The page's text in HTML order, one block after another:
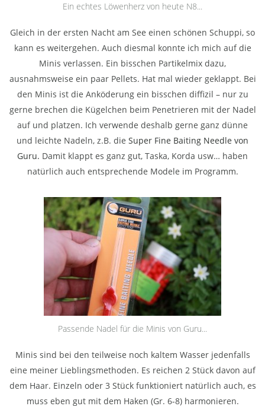
Ein echtes Löwenherz von heute N8...
Gleich in der ersten Nacht am See einen schönen Schuppi, so
kann es weitergehen. Auch diesmal konnte ich mich auf die
Minis verlassen. Ein bisschen Partikelmix dazu,
ausnahmsweise ein paar Pellets. Hat mal wieder geklappt. Bei
den Minis ist die Anköderung ein bisschen diffizil – nur zu
gerne brechen die Kügelchen beim Penetrieren mit der Nadel
auf und platzen. Ich verwende deshalb gerne ganz dünne
und leichte Nadeln, z.B. die Super Fine Baiting Needle von
Guru. Damit klappt es ganz gut, Taska, Korda usw… haben
natürlich auch entsprechende Modele im Programm.
Passende Nadel für die Minis von Guru...
Minis sind bei den teilweise noch kaltem Wasser jedenfalls
eine meiner Lieblingsmethoden. Es reichen 2 Stück davon auf
dem Haar. Einzeln oder 3 Stück funktioniert natürlich auch, es
muss eben gut mit dem Haken (Gr. 6-8) harmonieren.